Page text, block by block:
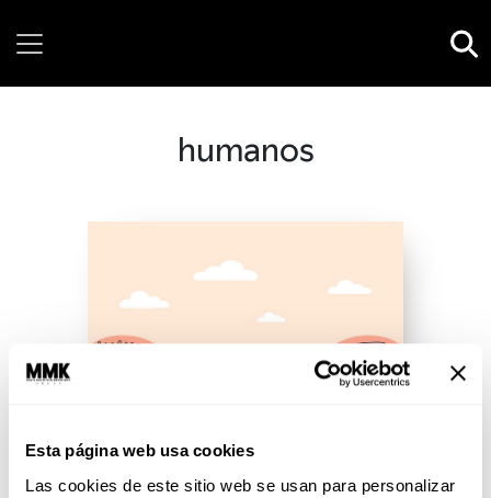
Esta página web usa cookies
Las cookies de este sitio web se usan para personalizar
humanos